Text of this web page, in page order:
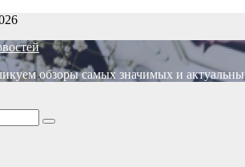
обзоры самых значимых и